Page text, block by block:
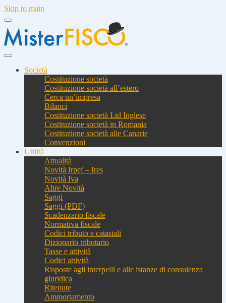
Skip to main
Società
Costituzione società
Costituzione società all’estero
Cerca un’impresa
Bilanci
Costituzione società Ltd Inglese
Costituzione società in Romania
Costituzione società alle Canarie
Convenzioni
Utilità
Attualità
Novità Irpef – Ires
Novità Iva
Altre Novità
Saggi
Saggi (PDF)
Scadenzario fiscale
Normativa fiscale
Codici tributo e catastali
Dizionario tributario
Tasse e attività
Codici attività
Risposte agli interpelli e alle istanze di consulenza
giuridica
Ritenute
Ammortamento